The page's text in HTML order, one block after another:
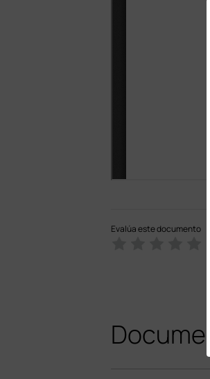
Evalúa este documento